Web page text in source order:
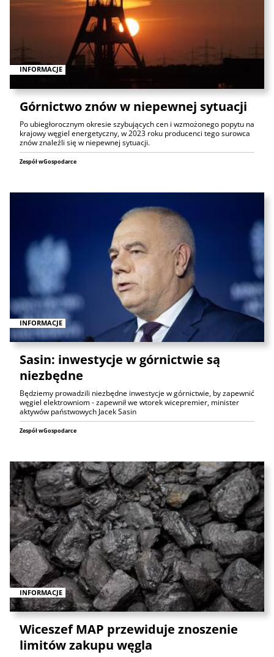
INFORMACJE
Górnictwo znów w niepewnej sytuacji
Po ubiegłorocznym okresie szybujących cen i wzmożonego popytu na
krajowy węgiel energetyczny, w 2023 roku producenci tego surowca
znów znaleźli się w niepewnej sytuacji.
Zespół wGospodarce
INFORMACJE
Sasin: inwestycje w górnictwie są
niezbędne
Będziemy prowadzili niezbędne inwestycje w górnictwie, by zapewnić
węgiel elektrowniom - zapewnił we wtorek wicepremier, minister
aktywów państwowych Jacek Sasin
Zespół wGospodarce
INFORMACJE
Wiceszef MAP przewiduje znoszenie
limitów zakupu węgla